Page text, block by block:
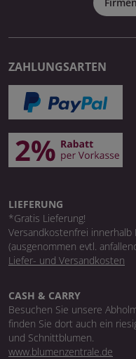
ZAHLUNGSARTEN
LIEFERUNG
*Gratis Lieferung!
Versandkostenfrei
(ausgenommen evtl.
Liefer- und Versandkosten
CASH & CARRY
Besuchen Sie unsere
finden Sie dort auch ein
und Schnittblumen.
www.blumenzentrale.de